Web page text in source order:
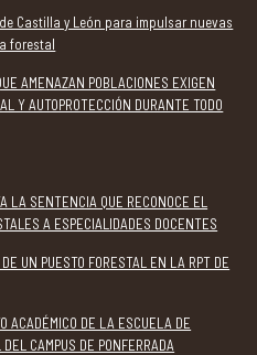
Castilla y León para impulsar nuevas
forestal
AMENAZAN POBLACIONES EXIGEN
Y AUTOPROTECCIÓN DURANTE TODO
LA SENTENCIA QUE RECONOCE EL
A ESPECIALIDADES DOCENTES
UN PUESTO FORESTAL EN LA RPT DE
ACADÉMICO DE LA ESCUELA DE
CAMPUS DE PONFERRADA